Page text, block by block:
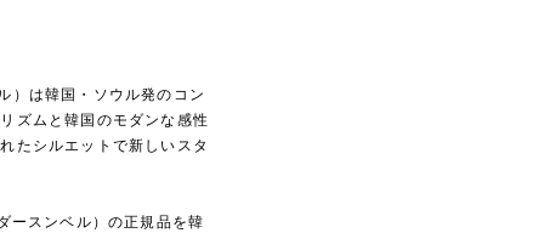
）は韓国・ソウル発のコン
ズムと韓国のモダンな感性
たシルエットで新しいスタ
ースンベル）の正規品を韓